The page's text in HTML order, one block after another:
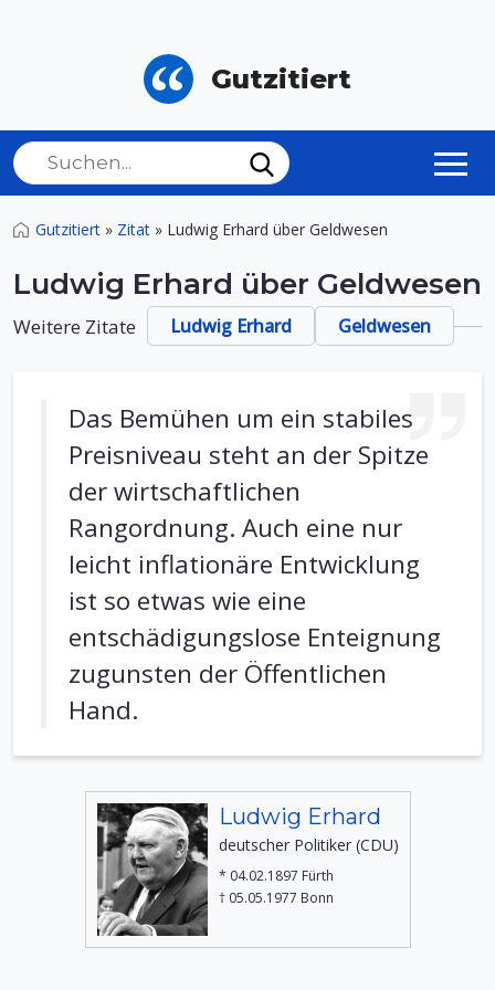
Gutzitiert
Gutzitiert » Zitat » Ludwig Erhard über Geldwesen
Ludwig Erhard über Geldwesen
Weitere Zitate Ludwig Erhard Geldwesen
Das Bemühen um ein stabiles
Preisniveau steht an der Spitze
der wirtschaftlichen
Rangordnung. Auch eine nur
leicht inflationäre Entwicklung
ist so etwas wie eine
entschädigungslose Enteignung
zugunsten der Öffentlichen
Hand.
Ludwig Erhard
deutscher Politiker (CDU)
* 04.02.1897 Fürth
† 05.05.1977 Bonn